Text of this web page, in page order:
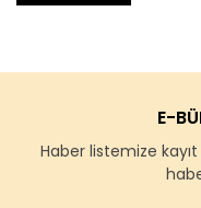
E-
Haber listemize